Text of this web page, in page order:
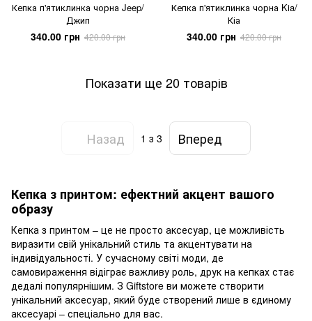
Кепка п'ятиклинка чорна Jeep/
Джип
340.00 грн 420.00 грн
Кепка п'ятиклинка чорна Kia/
Кіа
340.00 грн 420.00 грн
Показати ще 20 товарів
Назад 1 з 3 Вперед
Кепка з принтом: ефектний акцент вашого
образу
Кепка з принтом – це не просто аксесуар, це можливість
виразити свій унікальний стиль та акцентувати на
індивідуальності. У сучасному світі моди, де
самовираження відіграє важливу роль, друк на кепках стає
дедалі популярнішим. З Giftstore ви можете створити
унікальний аксесуар, який буде створений лише в єдиному
аксесуарі – спеціально для вас.